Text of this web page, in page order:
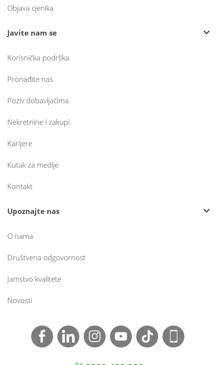
Objava cjenika
Javite nam se
Korisnička podrška
Pronađite nas
Poziv dobavljačima
Nekretnine i zakupi
Karijere
Kutak za medije
Kontakt
Upoznajte nas
O nama
Društvena odgovornost
Jamstvo kvalitete
Novosti